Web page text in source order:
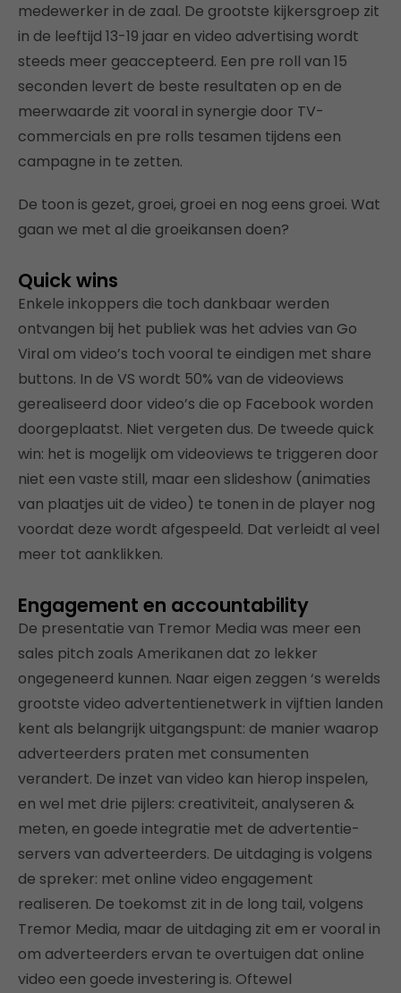
medewerker in de zaal. De grootste kijkersgroep zit
in de leeftijd 13-19 jaar en video advertising wordt
steeds meer geaccepteerd. Een pre roll van 15
seconden levert de beste resultaten op en de
meerwaarde zit vooral in synergie door TV-
commercials en pre rolls tesamen tijdens een
campagne in te zetten.
De toon is gezet, groei, groei en nog eens groei. Wat
gaan we met al die groeikansen doen?
Quick wins
Enkele inkoppers die toch dankbaar werden
ontvangen bij het publiek was het advies van Go
Viral om video’s toch vooral te eindigen met share
buttons. In de VS wordt 50% van de videoviews
gerealiseerd door video’s die op Facebook worden
doorgeplaatst. Niet vergeten dus. De tweede quick
win: het is mogelijk om videoviews te triggeren door
niet een vaste still, maar een slideshow (animaties
van plaatjes uit de video) te tonen in de player nog
voordat deze wordt afgespeeld. Dat verleidt al veel
meer tot aanklikken.
Engagement en accountability
De presentatie van Tremor Media was meer een
sales pitch zoals Amerikanen dat zo lekker
ongegeneerd kunnen. Naar eigen zeggen ‘s werelds
grootste video advertentienetwerk in vijftien landen
kent als belangrijk uitgangspunt: de manier waarop
adverteerders praten met consumenten
verandert. De inzet van video kan hierop inspelen,
en wel met drie pijlers: creativiteit, analyseren &
meten, en goede integratie met de advertentie-
servers van adverteerders. De uitdaging is volgens
de spreker: met online video engagement
realiseren. De toekomst zit in de long tail, volgens
Tremor Media, maar de uitdaging zit em er vooral in
om adverteerders ervan te overtuigen dat online
video een goede investering is. Oftewel